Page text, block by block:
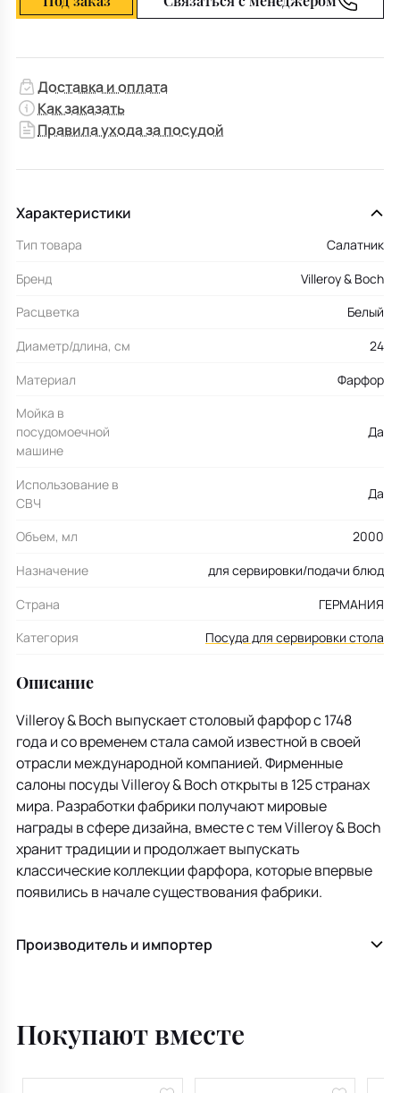
Доставка и оплата
Как заказать
Правила ухода за посудой
Характеристики
Тип товара
Салатник
Бренд
Villeroy & Boch
Расцветка
Белый
Диаметр/длина, см
24
Материал
Фарфор
Мойка в
посудомоечной
машине
Да
Использование в
СВЧ
Да
Объем, мл
2000
Назначение
для сервировки/подачи блюд
Страна
ГЕРМАНИЯ
Категория
Посуда для сервировки стола
Описание
Villeroy & Boch выпускает столовый фарфор с 1748
года и со временем стала самой известной в своей
отрасли международной компанией. Фирменные
салоны посуды Villeroy & Boch открыты в 125 странах
мира. Разработки фабрики получают мировые
награды в сфере дизайна, вместе с тем Villeroy & Boch
хранит традиции и продолжает выпускать
классические коллекции фарфора, которые впервые
появились в начале существования фабрики.
Производитель и импортер
Покупают вместе